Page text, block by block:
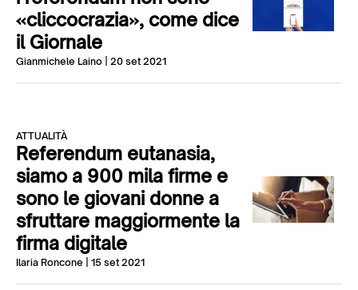
«cliccocrazia», come dice
il Giornale
Gianmichele Laino | 20 set 2021
ATTUALITÀ
Referendum eutanasia,
siamo a 900 mila firme e
sono le giovani donne a
sfruttare maggiormente la
firma digitale
Ilaria Roncone | 15 set 2021